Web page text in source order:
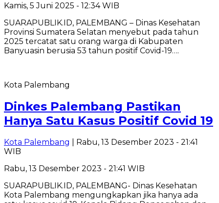
Kamis, 5 Juni 2025 - 12:34 WIB
SUARAPUBLIK.ID, PALEMBANG – Dinas Kesehatan
Provinsi Sumatera Selatan menyebut pada tahun
2025 tercatat satu orang warga di Kabupaten
Banyuasin berusia 53 tahun positif Covid-19….
Kota Palembang
Dinkes Palembang Pastikan
Hanya Satu Kasus Positif Covid 19
Kota Palembang
| Rabu, 13 Desember 2023 - 21:41
WIB
Rabu, 13 Desember 2023 - 21:41 WIB
SUARAPUBLIK.ID, PALEMBANG- Dinas Kesehatan
Kota Palembang mengungkapkan jika hanya ada